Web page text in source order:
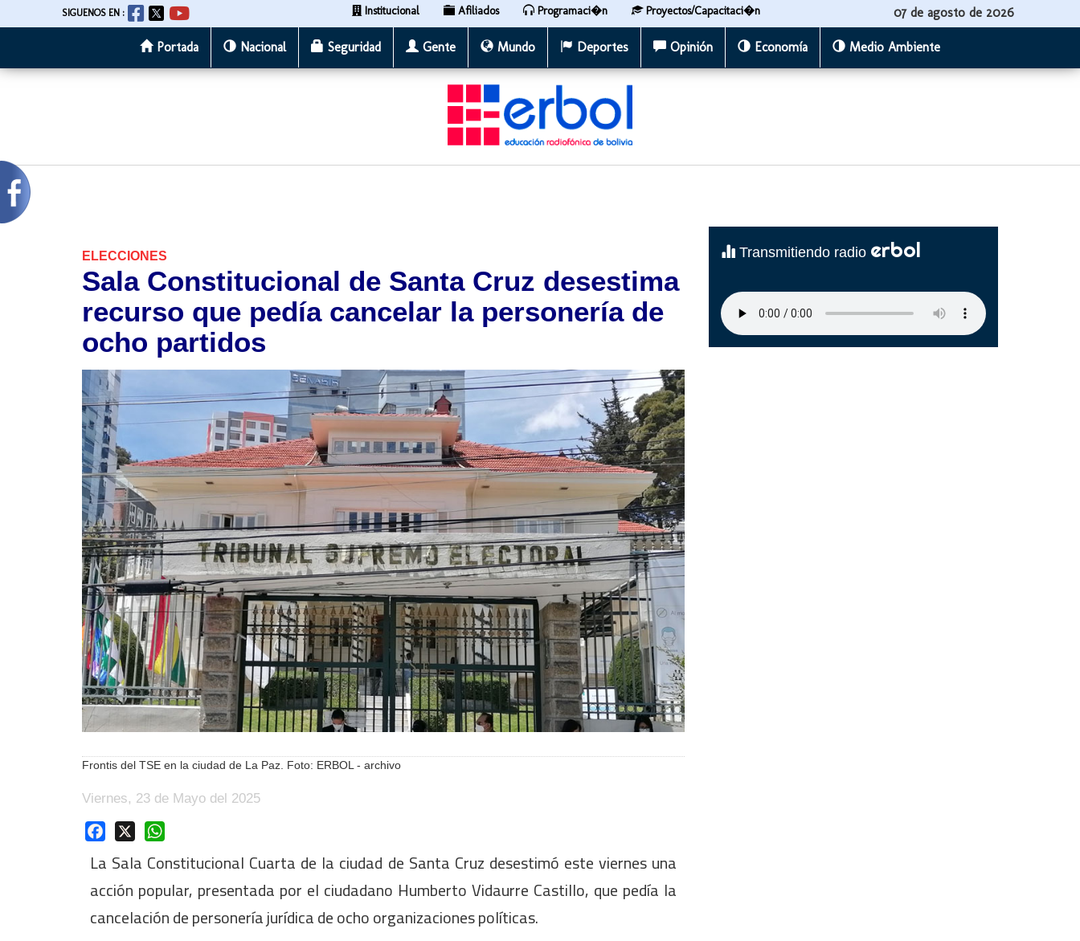
al
SIGUENOS EN : Institucional Afiliados Programaci�n Proyectos/Capacitaci�n 07 de agosto de 2026
Portada Nacional Seguridad Gente Mundo Deportes Opinión Economía Medio Ambiente
ELECCIONES
Sala Constitucional de Santa Cruz desestima
recurso que pedía cancelar la personería de
ocho partidos
Frontis del TSE en la ciudad de La Paz. Foto: ERBOL - archivo
Viernes, 23 de Mayo del 2025
Facebook
La Sala Constitucional Cuarta de la ciudad de Santa Cruz desestimó este viernes una
acción popular, presentada por el ciudadano Humberto Vidaurre Castillo, que pedía la
cancelación de personería jurídica de ocho organizaciones políticas.
Transmitiendo radio erbol